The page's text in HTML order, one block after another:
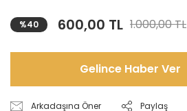
%40 600,00 TL 1.000,00 TL
Gelince Haber Ver
Arkadaşına Öner Paylaş